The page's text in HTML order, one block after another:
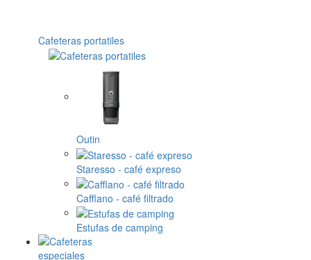
Cafeteras portatiles
Outin
Staresso - café expreso
Cafflano - café filtrado
Estufas de camping